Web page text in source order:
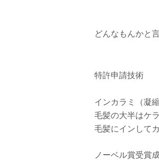
どんなもんかと
特許申請技術
インカラミ（凝縮
毛髪の大半はケ
毛髪にインして
ノーベル賞受賞